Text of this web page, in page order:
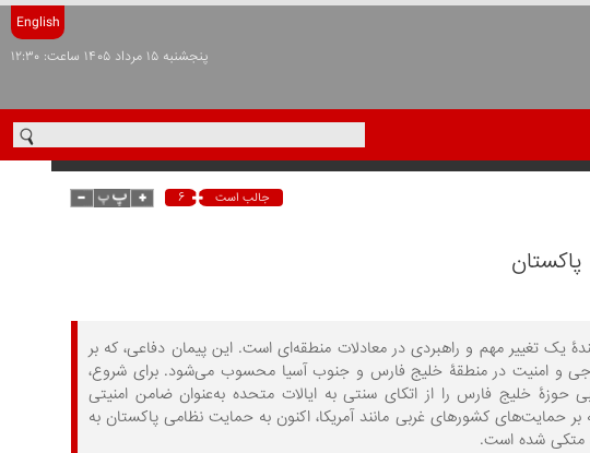
English
پنجشنبه ۱۵ مرداد ۱۴۰۵ ساعت: ۱۲:۳۰
جالب است ۶
تغییر مهم و راهبردی در معادلات منطقه‌ای است. این پیمان دفاعی، که بر
و امنیت در منطقۀ خلیج فارس و جنوب آسیا محسوب می‌شود. برای شروع،
خلیج فارس را از اتکای سنتی به ایالات متحده به‌عنوان ضامن امنیتی
حمایت‌های کشورهای غربی مانند آمریکا، اکنون به حمایت نظامی پاکستان به
متکی شده است.